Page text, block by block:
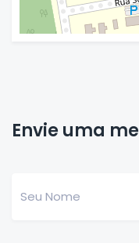
Envie uma